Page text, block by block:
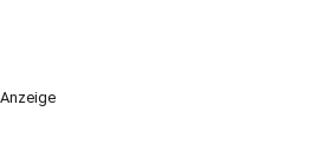
Anzeige